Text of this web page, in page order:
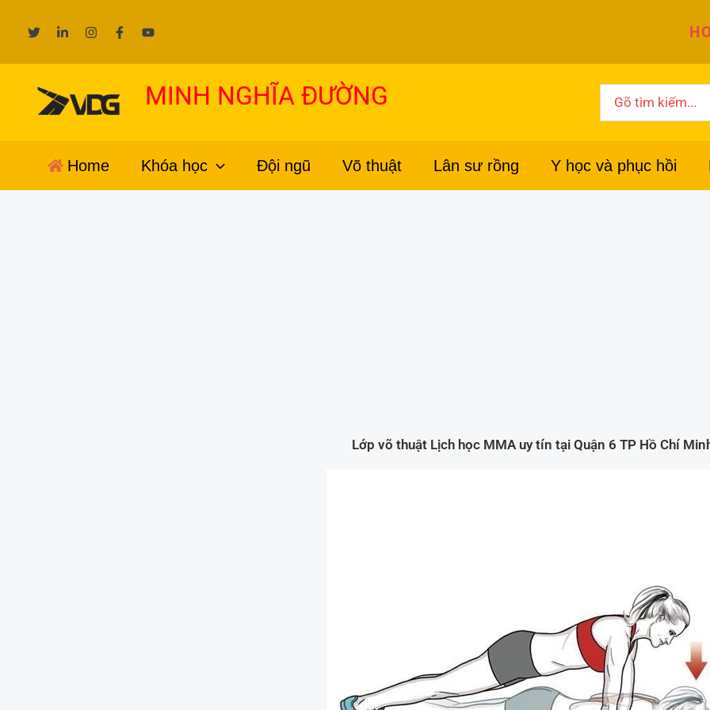
dung
MINH NGHĨA ĐƯỜNG
for:
Home Khóa học Đội ngũ Võ thuật Lân sư rồng Y học và phục hồi
Lớp võ thuật Lịch học MMA uy tín tại Quận 6 TP Hồ Chí